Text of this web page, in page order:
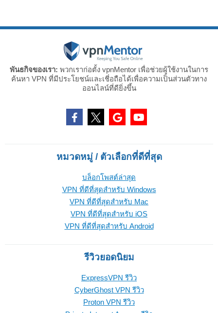
พันธกิจของเรา: พวกเราก่อตั้ง vpnMentor เพื่อช่วยผู้ใช้งานในการ
ค้นหา VPN ที่มีประโยชน์และเชี่อถือได้เพื่อความเป็นส่วนตัวทาง
ออนไลน์ที่ดียิ่งขึ้น
หมวดหมู่ / ตัวเลือกที่ดีที่สุด
บล็อกโพสต์ล่าสุด
VPN ที่ดีที่สุดสำหรับ Windows
VPN ที่ดีที่สุดสำหรับ Mac
VPN ที่ดีที่สุดสำหรับ iOS
VPN ที่ดีที่สุดสำหรับ Android
รีวิวยอดนิยม
ExpressVPN รีวิว
CyberGhost VPN รีวิว
Proton VPN รีวิว